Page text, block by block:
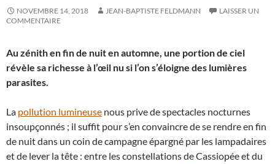
NOVEMBRE 14, 2018 JEAN-BAPTISTE FELDMANN
LAISSER UN
COMMENTAIRE
Au zénith en fin de nuit en automne, une portion de ciel
révèle sa richesse à l’œil nu si l’on s’éloigne des lumières
parasites.
La pollution lumineuse nous prive de spectacles nocturnes
insoupçonnés ; il suffit pour s’en convaincre de se rendre en fin
de nuit dans un coin de campagne épargné par les lampadaires
et de lever la tête : entre les constellations de Cassiopée et du